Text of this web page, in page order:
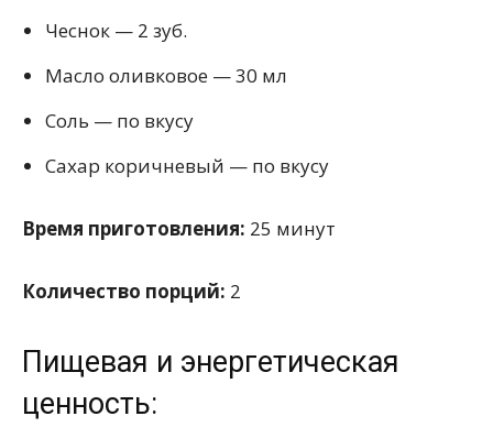
Чеснок — 2 зуб.
Масло оливковое — 30 мл
Соль — по вкусу
Сахар коричневый — по вкусу
Время приготовления: 25 минут
Количество порций: 2
Пищевая и энергетическая
ценность: